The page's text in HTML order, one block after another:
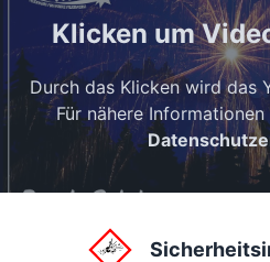
Klicken um
Durch das Klicken wird das
Für nähere